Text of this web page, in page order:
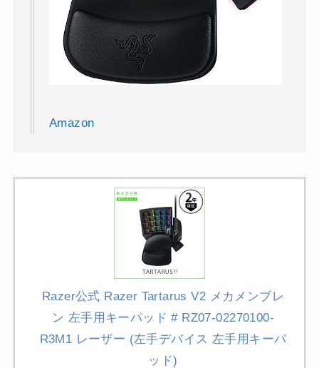
Amazon
Razer公式 Razer Tartarus V2 メカメンブレ
ン 左手用キーパッド # RZ07-02270100-
R3M1 レーザー (左手デバイス 左手用キーパ
ッド)